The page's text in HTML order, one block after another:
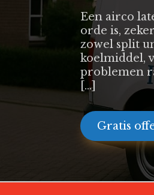
Een airco
orde is,
zowel split
koelmiddel,
problemen
[…]
Gratis